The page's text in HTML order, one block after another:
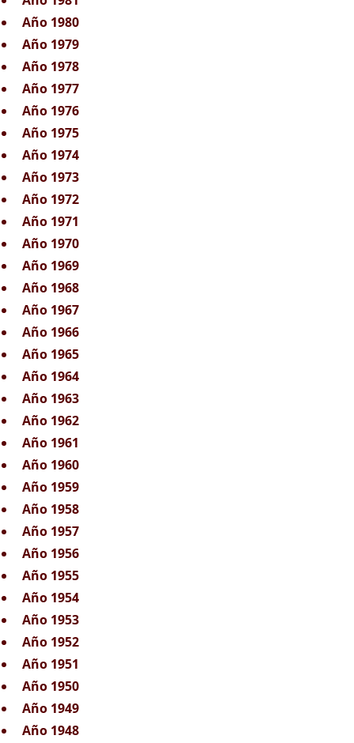
Año 1980
Año 1979
Año 1978
Año 1977
Año 1976
Año 1975
Año 1974
Año 1973
Año 1972
Año 1971
Año 1970
Año 1969
Año 1968
Año 1967
Año 1966
Año 1965
Año 1964
Año 1963
Año 1962
Año 1961
Año 1960
Año 1959
Año 1958
Año 1957
Año 1956
Año 1955
Año 1954
Año 1953
Año 1952
Año 1951
Año 1950
Año 1949
Año 1948